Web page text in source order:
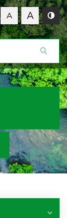
A A